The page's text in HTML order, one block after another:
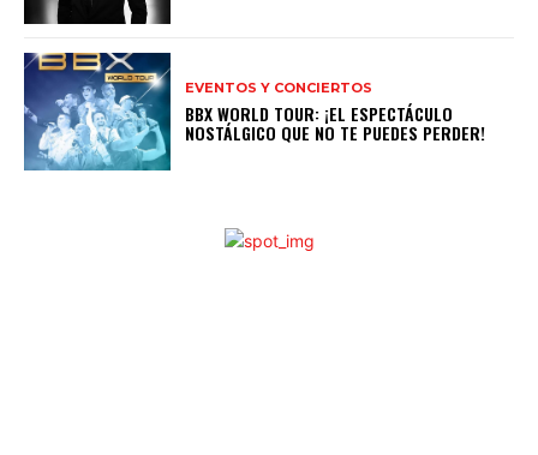
EVENTOS Y CONCIERTOS
BBX WORLD TOUR: ¡EL ESPECTÁCULO
NOSTÁLGICO QUE NO TE PUEDES PERDER!